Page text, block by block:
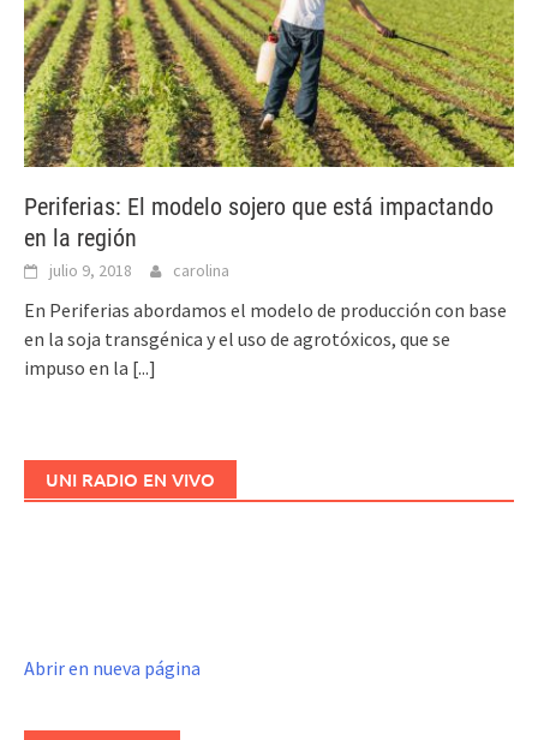
Periferias: El modelo sojero que está impactando
en la región
julio 9, 2018 carolina
En Periferias abordamos el modelo de producción con base
en la soja transgénica y el uso de agrotóxicos, que se
impuso en la [...]
UNI RADIO EN VIVO
Abrir en nueva página